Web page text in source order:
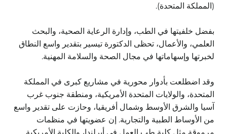
(المملكة المتحدة).
بفضل خلفيتها في الطب، وإدارة الرعاية الصحية، والبحث
العلمي، والأعمال، تحظى الدكتورة تيسير بتقدير واسع النطاق
لخبرتها وإسهاماتها في مجال الصحة والسلامة المهنية.
وقد اضطلعت بأدوار محورية في مشاريع كبرى في المملكة
المتحدة، والولايات المتحدة الأمريكية، ومنطقة جنوب غرب
آسيا والشرق الأوسط وشمال أفريقيا، وحازت على تقدير واسع
من الأوساط الطبية والتجارية. إن عضويتها في منظمات